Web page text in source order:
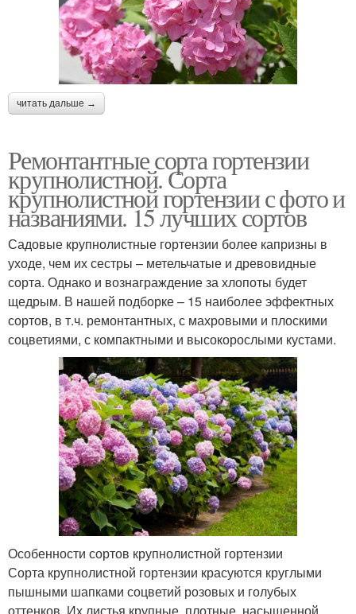
читать дальше →
Ремонтантные сорта гортензии
крупнолистной. Сорта
крупнолистной гортензии с фото и
названиями. 15 лучших сортов
Садовые крупнолистные гортензии более капризны в
уходе, чем их сестры – метельчатые и древовидные
сорта. Однако и вознаграждение за хлопоты будет
щедрым. В нашей подборке – 15 наиболее эффектных
сортов, в т.ч. ремонтантных, с махровыми и плоскими
соцветиями, с компактными и высокорослыми кустами.
Особенности сортов крупнолистной гортензии
Сорта крупнолистной гортензии красуются круглыми
пышными шапками соцветий розовых и голубых
оттенков. Их листья крупные, плотные, насыщенной